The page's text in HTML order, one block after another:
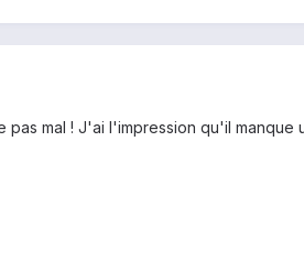
mal ! J'ai l'impression qu'il